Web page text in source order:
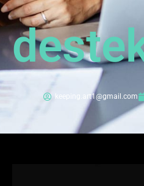
keeping.art1@gmail.com